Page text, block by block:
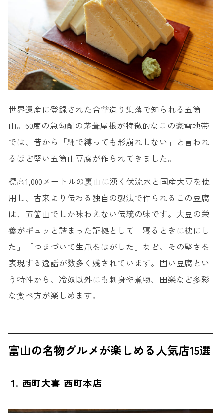
世界遺産に登録された合掌造り集落で知られる五箇
山。60度の急勾配の茅葺屋根が特徴的なこの豪雪地帯
では、昔から「縄で縛っても形崩れしない」と言われ
るほど堅い五箇山豆腐が作られてきました。
標高1,000メートルの裏山に湧く伏流水と国産大豆を使
用し、古来より伝わる独自の製法で作られるこの豆腐
は、五箇山でしか味わえない伝統の味です。大豆の栄
養がギュッと詰まった証拠として「寝るときに枕にし
た」「つまづいて生爪をはがした」など、その堅さを
表現する逸話が数多く残されています。固い豆腐とい
う特性から、冷奴以外にも刺身や煮物、田楽など多彩
な食べ方が楽しめます。
富山の名物グルメが楽しめる人気店15選
1. 西町大喜 西町本店